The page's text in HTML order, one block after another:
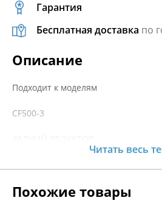
Гарантия
Бесплатная доставка по
Описание
Подходит к моделям
CF500-3
CF800-U8 EFI
Читать весь
Похожие товары